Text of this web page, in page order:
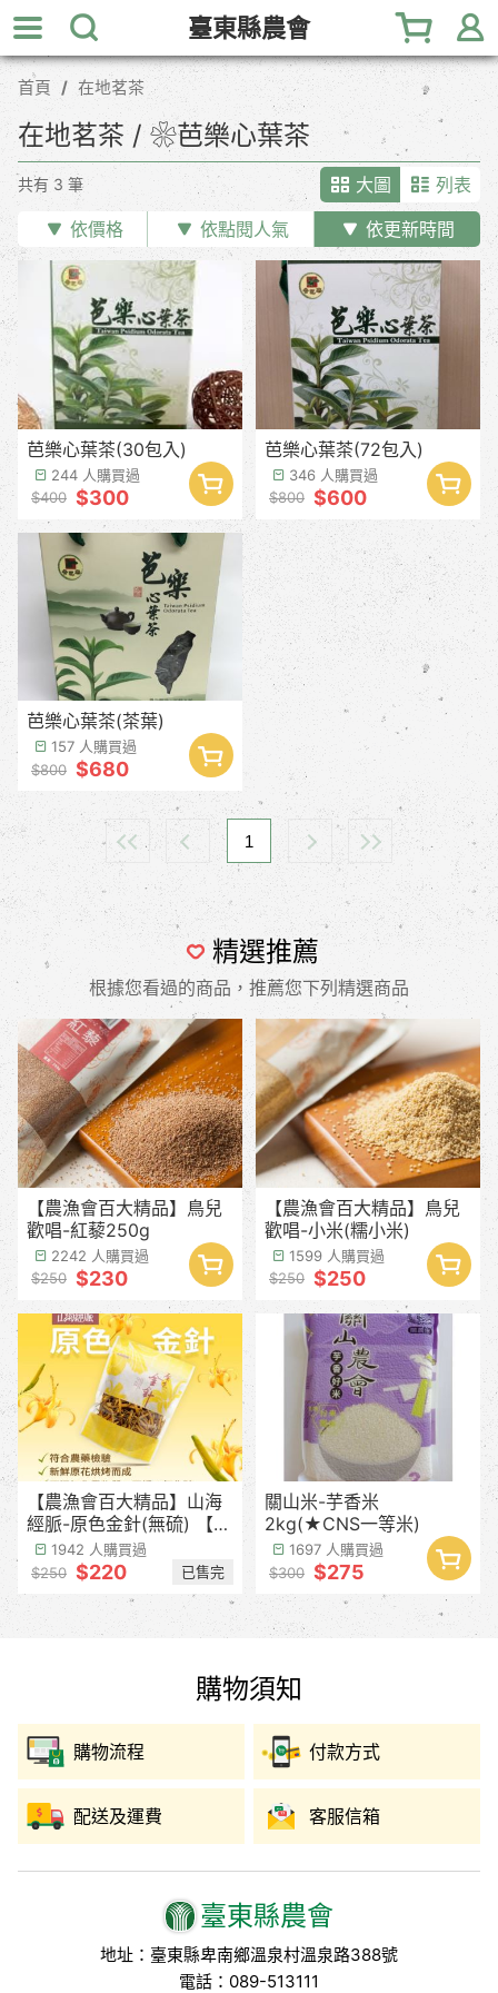
跳
到
主
內
臺東縣農會
首頁 在地茗茶
在地茗茶 / ❀芭樂心葉茶
共有 3 筆
依價格 依點閱人氣 依更新時間
大圖 列表
芭樂心葉茶(30包入)
244 人購買過
$400 $300
芭樂心葉茶(72包入)
346 人購買過
$800 $600
芭樂心葉茶(茶葉)
157 人購買過
$800 $680
1
精選推薦
根據您看過的商品，推薦您下列精選商品
【農漁會百大精品】鳥兒
歡唱-紅藜250g
2242 人購買過
$250 $230
【農漁會百大精品】鳥兒
歡唱-小米(糯小米)
1599 人購買過
$250 $250
【農漁會百大精品】山海
經脈-原色金針(無硫) 【產
季預計8月中下旬】
1942 人購買過
$250 $220 已售完
關山米-芋香米
2kg(★CNS一等米)
1697 人購買過
$300 $275
臺東縣農會
地址：臺東縣卑南鄉溫泉村溫泉路388號
電話：089-513111
購物須知
購物流程 付款方式
配送及運費 客服信箱